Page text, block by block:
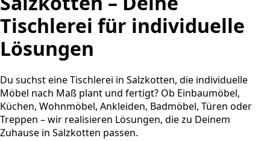
Tischlerei für individuelle
Lösungen
Du suchst eine Tischlerei in Salzkotten, die individuelle
Möbel nach Maß plant und fertigt? Ob Einbaumöbel,
Küchen, Wohnmöbel, Ankleiden, Badmöbel, Türen oder
Treppen – wir realisieren Lösungen, die zu Deinem
Zuhause in Salzkotten passen.